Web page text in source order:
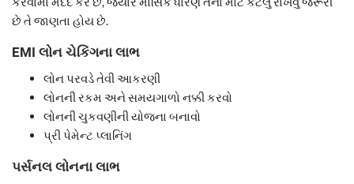
છે તે જાણતા હોય છે.
EMI લોન ચેકિંગના લાભ
લોન પરવડે તેવી આકરણી
લોનની રકમ અને સમયગાળો નક્કી કરવો
લોનની ચુકવણીની યોજના બનાવો
પ્રી પેમેન્ટ પ્લાનિંગ
પર્સનલ લોનના લાભ